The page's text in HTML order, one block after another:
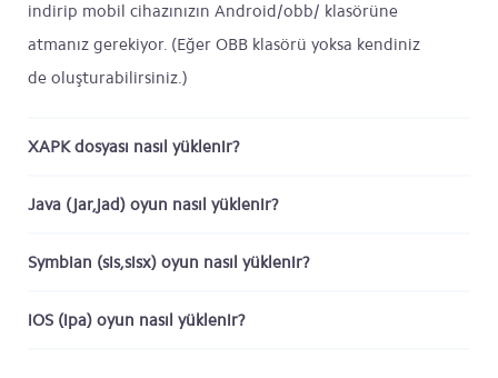
indirip mobil cihazınızın Android/obb/ klasörüne
atmanız gerekiyor. (Eğer OBB klasörü yoksa kendiniz
de oluşturabilirsiniz.)
XAPK dosyası nasıl yüklenir?
Java (jar,jad) oyun nasıl yüklenir?
Symbian (sis,sisx) oyun nasıl yüklenir?
iOS (ipa) oyun nasıl yüklenir?